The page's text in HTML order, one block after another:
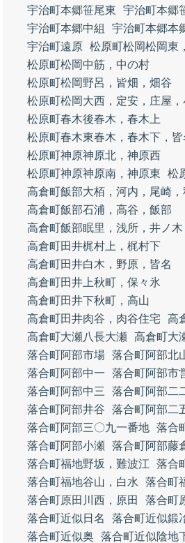
宇治町本郷笹尾東
宇治町本郷
宇治町本郷中組
宇治町本郷本
宇治町遠原 松原町松岡松岡東
松原町松岡中筋，中の村
松原町松岡野呂，皆畑，畑谷
松原町松岡大西，定安，庄屋
松原町春木後春木，春木上
松原町春木東春木，春木下，皆
松原町神原神原北，神原西
松原町神原神原南，神原東
松
高倉町飯部大栢，河内，尾崎，
高倉町飯部石浦，高谷，飯部
高倉町飯部眠里，浅所，井ノ木
高倉町田井梶村上，梶村下
高倉町田井白木，野原，皆名
高倉町田井上秋町，保々氷
高倉町田井下秋町，高山
高倉町田井肉谷，肉谷住宅
高
高倉町大瀬八長大瀬 高倉町大
落合町阿部市場 落合町阿部北
落合町阿部中一
落合町阿部市
落合町阿部中三
落合町阿部二
落合町阿部井谷
落合町阿部二
落合町阿部三〇九一番地 落合
落合町阿部小瀬 落合町阿部藤
落合町福地野坂，難波江
落合
落合町福地谷山，白水
落合町
落合町原田川西，原田
落合町
落合町近似日名
落合町近似鍛
落合町近似奥
落合町近似陰地